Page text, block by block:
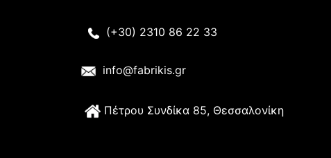
(+30) 2310 86 22 33
info@fabrikis.gr
Πέτρου Συνδίκα 85, Θεσσαλονίκη